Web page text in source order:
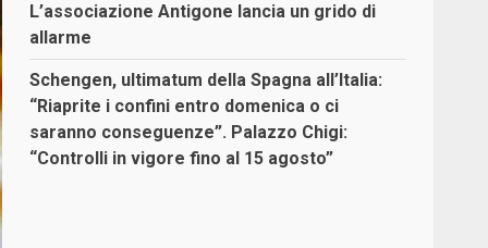
L’associazione Antigone lancia un grido di
allarme
Schengen, ultimatum della Spagna all’Italia:
“Riaprite i confini entro domenica o ci
saranno conseguenze”. Palazzo Chigi:
“Controlli in vigore fino al 15 agosto”